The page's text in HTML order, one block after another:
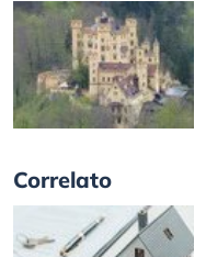
Correlato